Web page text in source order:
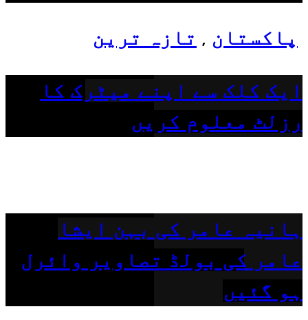
پاکستان , تازہ ترین
ایک کلک سے اپنے میٹرک کا
رزلٹ معلوم کریں
ہانیہ عامر کی بہن ایشا
عامر کی بولڈ تصاویر وائرل
ہو گئیں